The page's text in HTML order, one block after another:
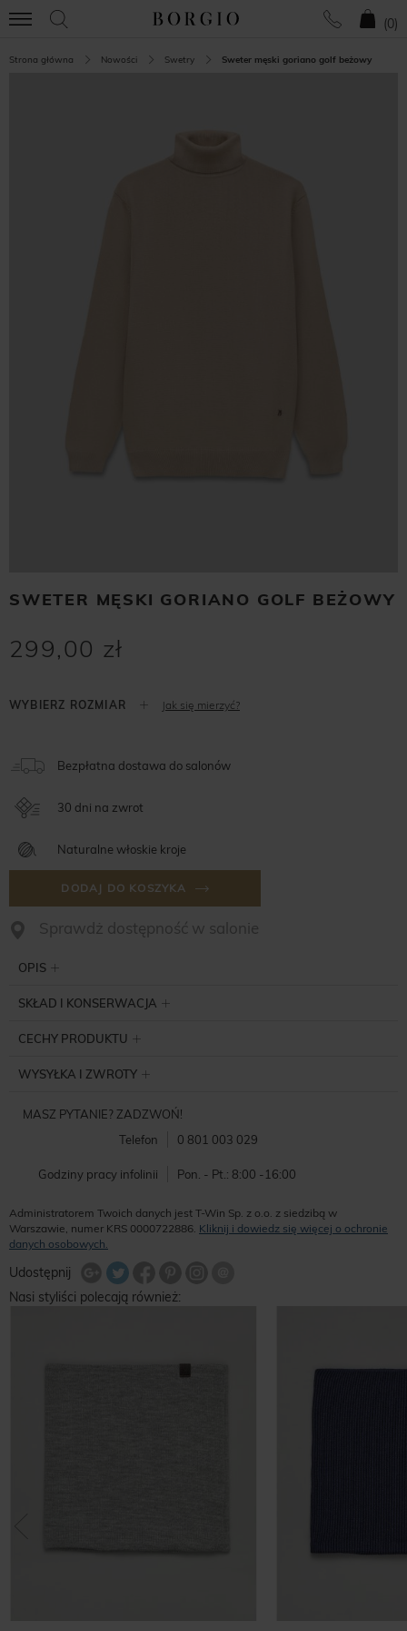
(0)
Strona główna Nowości Swetry Sweter męski goriano golf beżowy
SWETER MĘSKI GORIANO GOLF BEŻOWY
299,00 zł
Jak się mierzyć?
Bezpłatna dostawa do salonów
30 dni na zwrot
Naturalne włoskie kroje
DODAJ DO KOSZYKA
Sprawdż dostępność w salonie
OPIS
SKŁAD I KONSERWACJA
CECHY PRODUKTU
WYSYŁKA I ZWROTY
MASZ PYTANIE? ZADZWOŃ!
Telefon
0 801 003 029
Godziny pracy infolinii Pon. - Pt.: 8:00 -16:00
Administratorem Twoich danych jest T-Win Sp. z o.o. z siedzibą w
Warszawie, numer KRS 0000722886. Kliknij i dowiedz się więcej o ochronie
danych osobowych.
Udostępnij
Share FacebookUdostępnij na Google+
Udostępnij na Google+
Nasi styliści polecają również: